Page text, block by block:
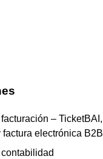
– TicketBAI,
factura electrónica B2B